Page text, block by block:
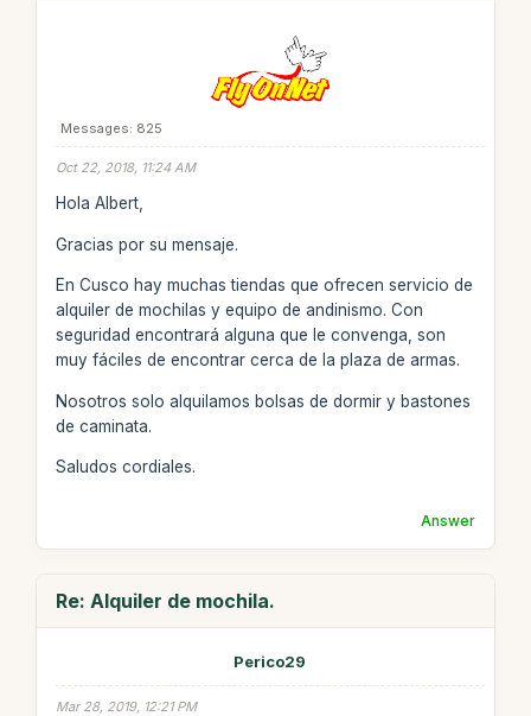
Messages: 825
Oct 22, 2018, 11:24 AM
Hola Albert,
Gracias por su mensaje.
En Cusco hay muchas tiendas que ofrecen servicio de
alquiler de mochilas y equipo de andinismo. Con
seguridad encontrará alguna que le convenga, son
muy fáciles de encontrar cerca de la plaza de armas.
Nosotros solo alquilamos bolsas de dormir y bastones
de caminata.
Saludos cordiales.
Answer
Re: Alquiler de mochila.
Perico29
Mar 28, 2019, 12:21 PM